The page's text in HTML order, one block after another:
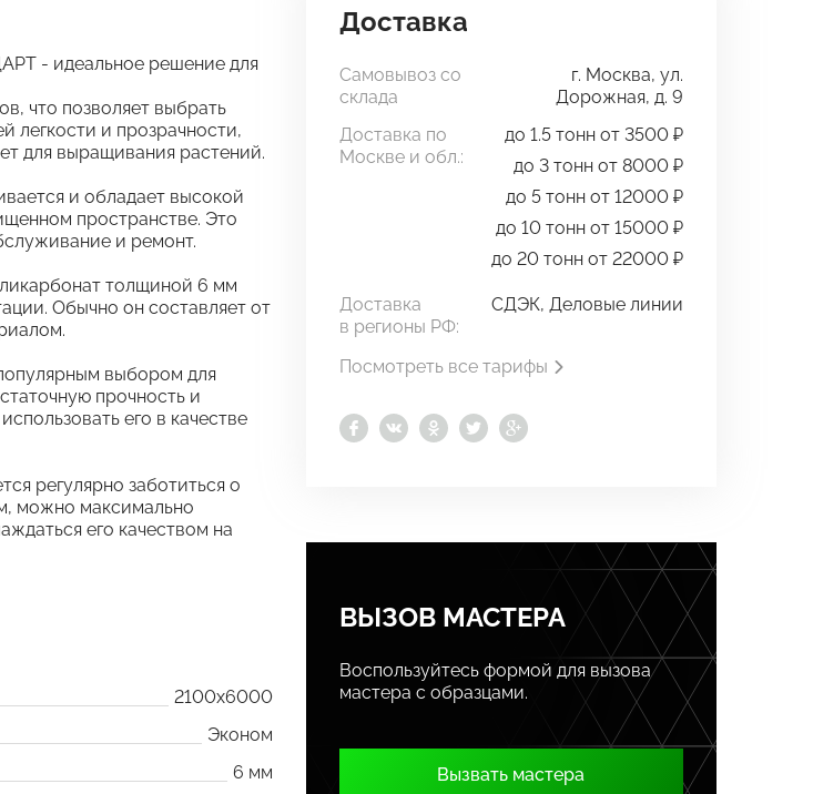
- идеальное решение для
что позволяет выбрать
легкости и прозрачности,
для выращивания растений.
и обладает высокой
пространстве. Это
и ремонт.
толщиной 6 мм
Обычно он составляет от
выбором для
прочность и
его в качестве
регулярно заботиться о
можно максимально
его качеством на
2100x6000
Эконом
6 мм
Доставка
Самовывоз со
склада
г. Москва, ул.
Дорожная, д. 9
Доставка по
Москве и обл.:
до 1.5 тонн от 3500 ₽
до 3 тонн от 8000 ₽
до 5 тонн от 12000 ₽
до 10 тонн от 15000 ₽
до 20 тонн от 22000 ₽
Доставка
в регионы РФ:
СДЭК, Деловые линии
Посмотреть все тарифы
ВЫЗОВ МАСТЕРА
Воспользуйтесь формой для вызова
мастера с образцами.
Вызвать мастера